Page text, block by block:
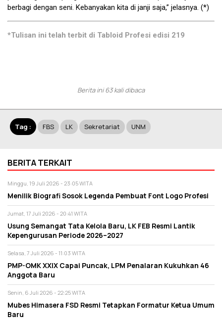
berbagi dengan seni. Kebanyakan kita di janji saja,” jelasnya. (*)
*Tulisan ini telah terbit di Tabloid Profesi edisi 219
Berita ini 63 kali dibaca
Tag : FBS LK Sekretariat UNM
BERITA TERKAIT
Minggu, 19 Juli 2026 - 23:05 WITA
Menilik Biografi Sosok Legenda Pembuat Font Logo Profesi
Jumat, 17 Juli 2026 - 20:41 WITA
Usung Semangat Tata Kelola Baru, LK FEB Resmi Lantik
Kepengurusan Periode 2026–2027
Selasa, 7 Juli 2026 - 11:03 WITA
PMP-OMK XXIX Capai Puncak, LPM Penalaran Kukuhkan 46
Anggota Baru
Senin, 6 Juli 2026 - 22:25 WITA
Mubes Himasera FSD Resmi Tetapkan Formatur Ketua Umum
Baru